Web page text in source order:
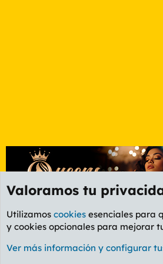
Foro General
Cookies
PL OLDSTYLE
Valoramos tu
Utilizamos cookies esenciales para
y cookies opcionales para mejorar
Ver más información y configurar